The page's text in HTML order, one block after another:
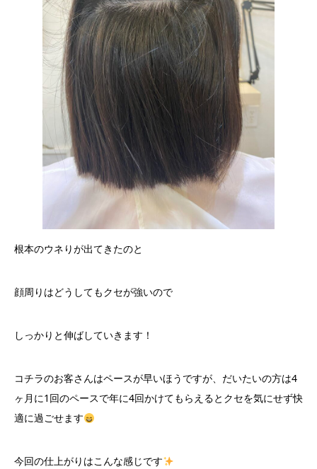
根本のウネりが出てきたのと
顔周りはどうしてもクセが強いので
しっかりと伸ばしていきます！
コチラのお客さんはペースが早いほうですが、だいたいの方は4
ヶ月に1回のペースで年に4回かけてもらえるとクセを気にせず快
適に過ごせます
今回の仕上がりはこんな感じです